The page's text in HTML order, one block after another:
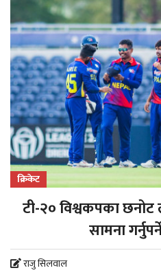
क्रिकेट
टी-२० विश्वकपका छनोट
सामना
राजु सिलवाल